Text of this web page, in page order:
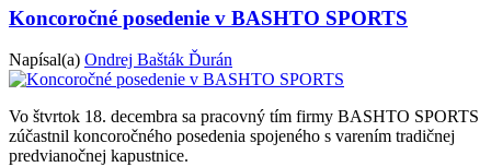
Koncoročné posedenie v BASHTO SPORTS
Napísal(a) Ondrej Bašták Ďurán
Vo štvrtok 18. decembra sa pracovný tím firmy BASHTO SPORTS
zúčastnil koncoročného posedenia spojeného s varením tradičnej
predvianočnej kapustnice.